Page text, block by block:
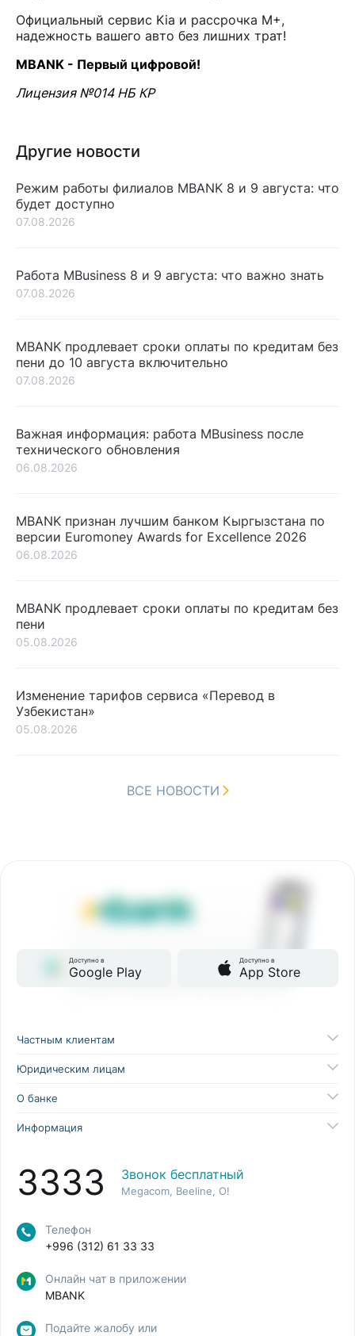
Официальный сервис Kia и рассрочка M+,
надежность вашего авто без лишних трат!
MBANK - Первый цифровой!
Лицензия №014 НБ КР
Другие новости
Режим работы филиалов MBANK 8 и 9 августа: что
будет доступно
07.08.2026
Работа MBusiness 8 и 9 августа: что важно знать
07.08.2026
MBANK продлевает сроки оплаты по кредитам без
пени до 10 августа включительно
07.08.2026
Важная информация: работа MBusiness после
технического обновления
06.08.2026
MBANK признан лучшим банком Кыргызстана по
версии Euromoney Awards for Excellence 2026
06.08.2026
MBANK продлевает сроки оплаты по кредитам без
пени
05.08.2026
Изменение тарифов сервиса «Перевод в
Узбекистан»
05.08.2026
ВСЕ НОВОСТИ
Доступно в
Google Play
Доступно в
App Store
Частным клиентам
Юридическим лицам
О банке
Информация
3333 Звонок бесплатный
Megacom, Beeline, O!
Телефон
+996 (312) 61 33 33
Онлайн чат в приложении
MBANK
Подайте жалобу или